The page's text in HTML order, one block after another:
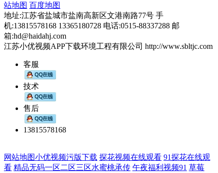
站地图 百度地图
地址:江苏省盐城市盐南高新区文港南路77号 手
机:13815578168 13365180728 电话:0515-88337288 邮
箱:hd@haidahj.com
江苏小优视频APP下载环境工程有限公司 http://www.sbltjc.com
客服
技术
售后
13815578168
网站地图小优视频污版下载 探花视频在线观看 91探花在线观
看 精品无码一区二区三区水蜜桃承传 午夜福利视频91 草莓